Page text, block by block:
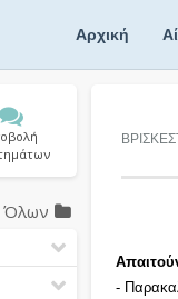
Αρχική
-
Όλων